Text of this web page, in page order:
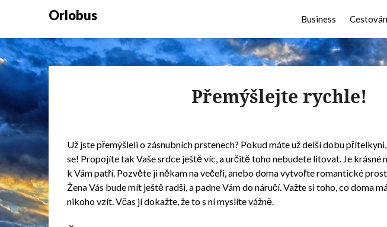
Orlobus Business
Přemýšlejte rychle!
Už jste přemýšleli o zásnubních prstenech? Pokud máte už delší dobu
se! Propojíte tak Vaše srdce ještě víc, a určitě toho nebudete litovat. Je krásné
k Vám patří. Pozvěte ji někam na večeři, anebo doma vytvořte romantické
Žena Vás bude mít ještě radši, a padne Vám do náručí. Važte si toho, co doma
nikoho vzít. Včas jí dokažte, že to s ní myslíte vážně.